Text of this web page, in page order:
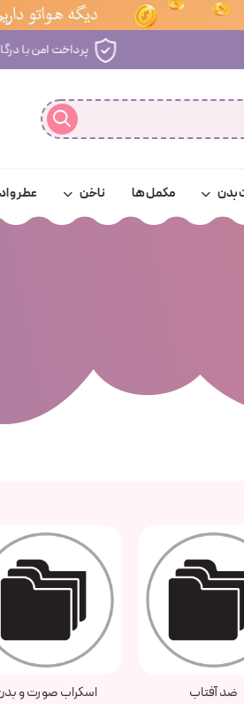
پرداخت امن با درگاه‌های معتبر بانکی
بدن مکمل ها ناخن عطر و
صورت و بدن کرم و سرم صورت